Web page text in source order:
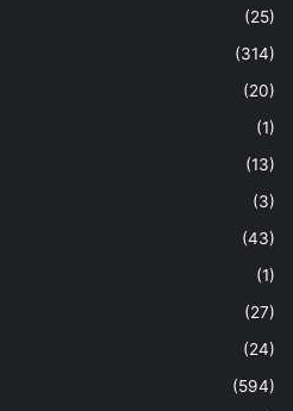
(25)
(314)
(20)
(1)
(13)
(3)
(43)
(1)
(27)
(24)
(594)